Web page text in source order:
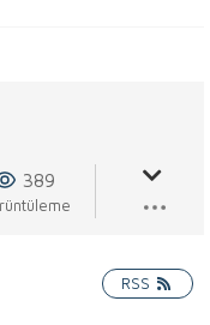
389
RSS